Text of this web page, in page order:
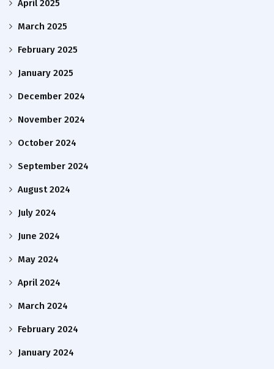
April 2025
March 2025
February 2025
January 2025
December 2024
November 2024
October 2024
September 2024
August 2024
July 2024
June 2024
May 2024
April 2024
March 2024
February 2024
January 2024